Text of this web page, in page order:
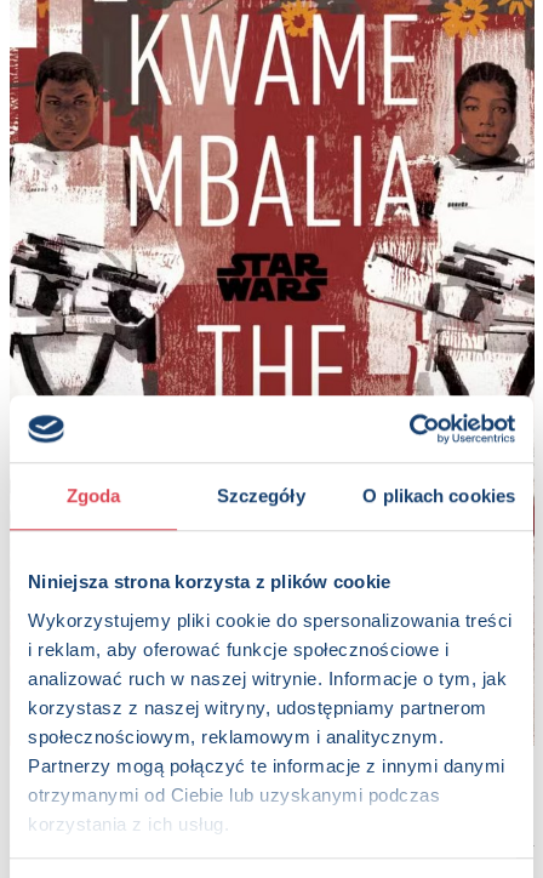
Zgoda Szczegóły O plikach cookies
Niniejsza strona korzysta z plików cookie
Wykorzystujemy pliki cookie do spersonalizowania treści
i reklam, aby oferować funkcje społecznościowe i
analizować ruch w naszej witrynie. Informacje o tym, jak
korzystasz z naszej witryny, udostępniamy partnerom
społecznościowym, reklamowym i analitycznym.
Partnerzy mogą połączyć te informacje z innymi danymi
otrzymanymi od Ciebie lub uzyskanymi podczas
korzystania z ich usług.
Okładka Star Wars. The Last Order
www.penguinrandomhouse.com